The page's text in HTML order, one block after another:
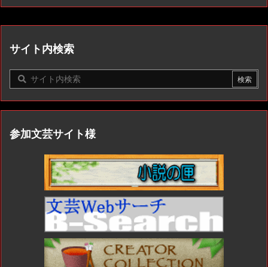
サイト内検索
参加文芸サイト様